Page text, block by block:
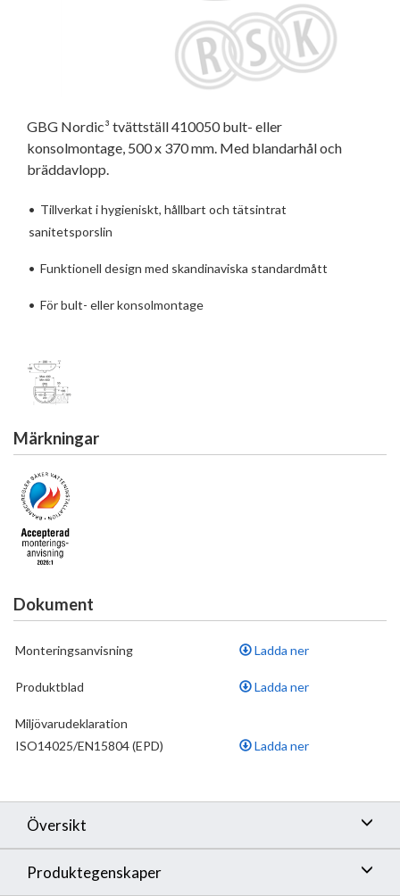
GBG Nordic³ tvättställ 410050 bult- eller
konsolmontage, 500 x 370 mm. Med blandarhål och
bräddavlopp.
• Tillverkat i hygieniskt, hållbart och tätsintrat
sanitetsporslin
• Funktionell design med skandinaviska standardmått
• För bult- eller konsolmontage
Märkningar
Dokument
Monteringsanvisning Ladda ner
Produktblad Ladda ner
Miljövarudeklaration
ISO14025/EN15804 (EPD)
Ladda ner
Översikt
Produktegenskaper